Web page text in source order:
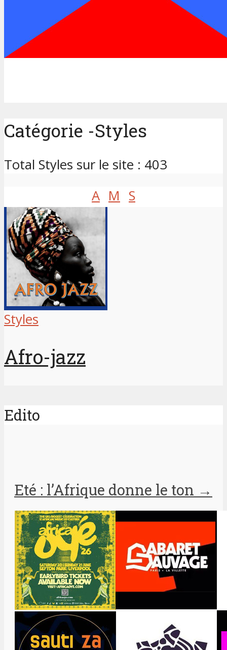
Catégorie -Styles
Total Styles sur le site : 403
A M S
Styles
Afro-jazz
Edito
Eté : l’Afrique donne le ton →